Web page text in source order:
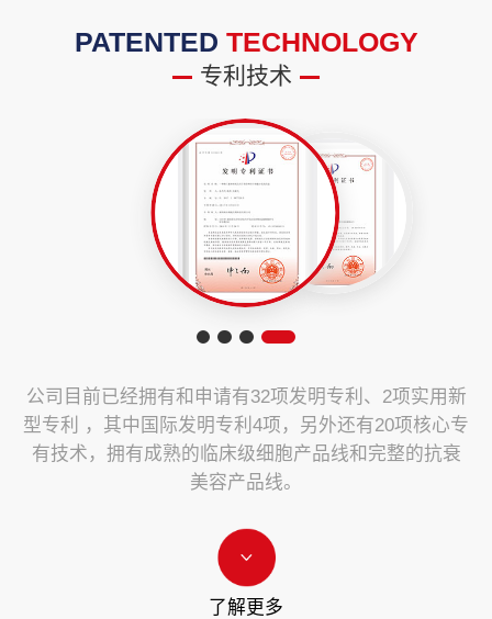
PATENTED TECHNOLOGY
专利技术
公司目前已经拥有和申请有32项发明专利、2项实用新
型专利 ，其中国际发明专利4项，另外还有20项核心专
有技术，拥有成熟的临床级细胞产品线和完整的抗衰
美容产品线。
了解更多